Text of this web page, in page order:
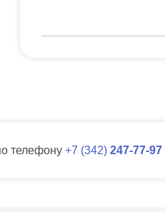
телефону 7 342 247-77-97